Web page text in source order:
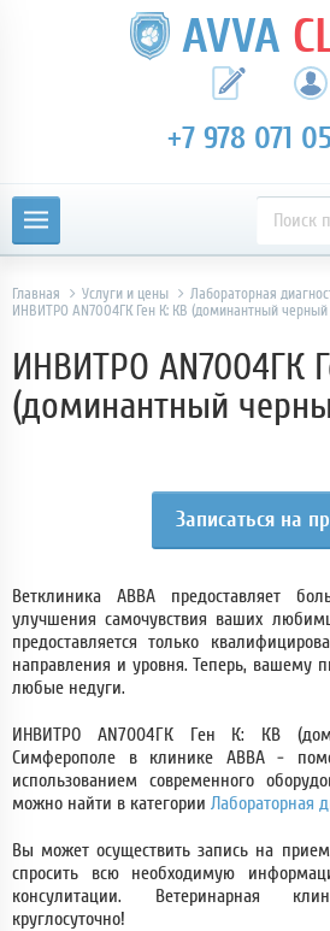
AVVA
+7 978 071
Главная Услуги и цены
Лабораторная
ИНВИТРО AN7004ГК Ген К: КВ (доминантный черный
ИНВИТРО AN7004ГК
(доминантный
Записаться на
Ветклиника АВВА предоставляет
улучшения самочувствия ваших
предоставляется только
направления и уровня. Теперь, вашему
любые недуги.
ИНВИТРО AN7004ГК Ген К: КВ
Симферополе в клинике АВВА -
использованием современного
можно найти в категории Лабораторная
Вы может осуществить запись на
спросить всю необходимую
консулитации. Ветеринарная
круглосуточно!